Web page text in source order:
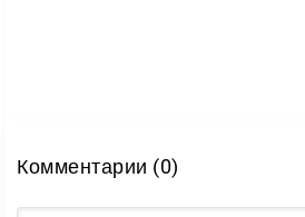
Комментарии (0)